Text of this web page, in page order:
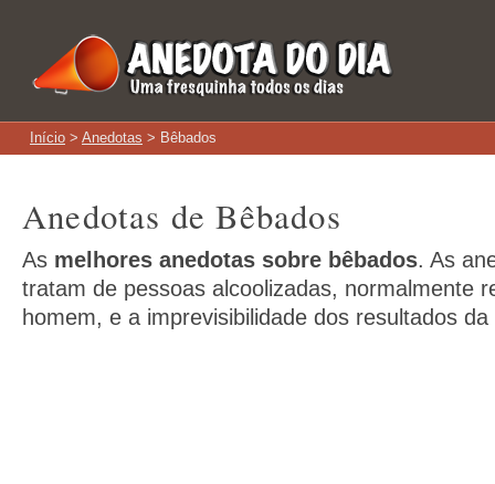
Início > Anedotas > Bêbados
Anedotas de Bêbados
As melhores anedotas sobre bêbados. As
tratam de pessoas alcoolizadas, normalmente
homem, e a imprevisibilidade dos resultados